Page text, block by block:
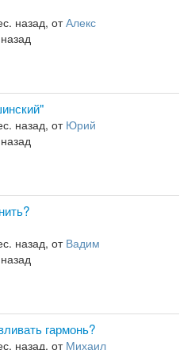
назад, отАлекс
назад, от Юрий
назад, от Вадим
гармонь?
назад, от Михаил